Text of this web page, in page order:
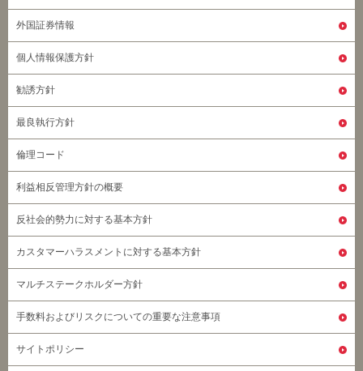
外国証券情報
個人情報保護方針
勧誘方針
最良執行方針
倫理コード
利益相反管理方針の概要
反社会的勢力に対する基本方針
カスタマーハラスメントに対する基本方針
マルチステークホルダー方針
手数料およびリスクについての重要な注意事項
サイトポリシー